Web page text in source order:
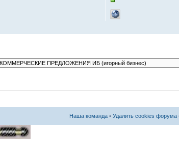
Наша команда • Удалить cookies форума